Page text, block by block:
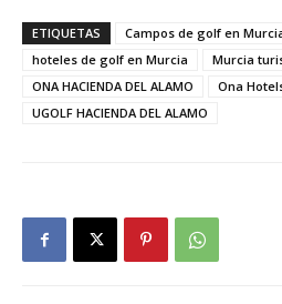
ETIQUETAS Campos de golf en
hoteles de golf en Murcia
Murcia
ONA HACIENDA DEL ALAMO
Ona
UGOLF HACIENDA DEL ALAMO